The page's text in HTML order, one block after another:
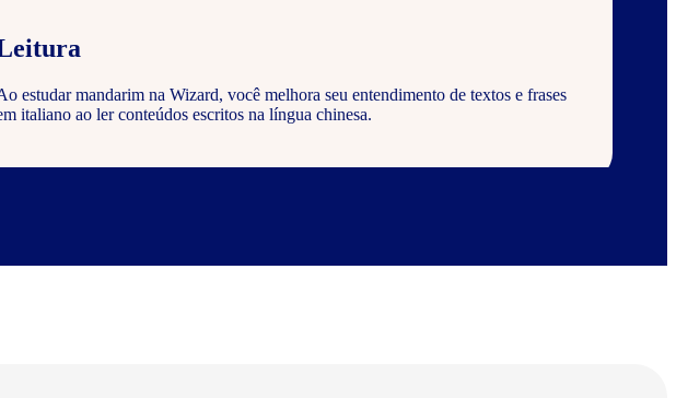
estudar mandarim na Wizard, você melhora seu entendimento de textos e frases
italiano ao ler conteúdos escritos na língua chinesa.